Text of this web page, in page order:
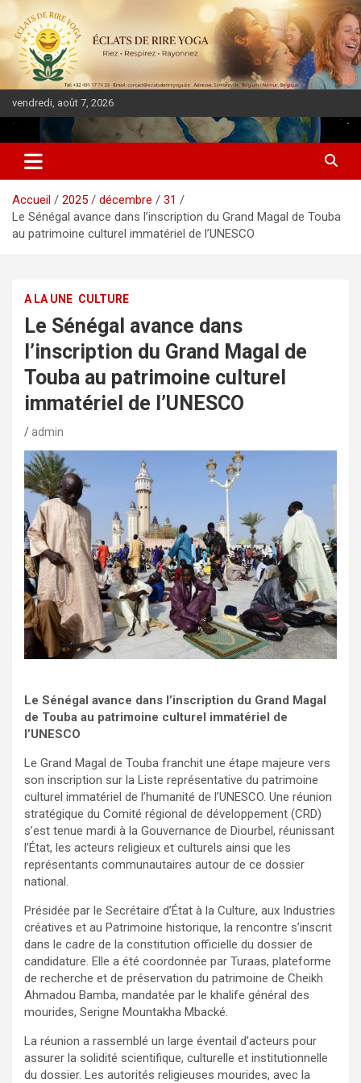
vendredi, août 7, 2026
DIASPORA PULSE
Accueil 2025 décembre
31
Le Sénégal avance dans l’inscription du Grand Magal de Touba
au patrimoine culturel immatériel de l’UNESCO
A LA UNE CULTURE
Le Sénégal avance dans
l’inscription du Grand Magal de
Touba au patrimoine culturel
immatériel de l’UNESCO
admin
Le Sénégal avance dans l’inscription du Grand Magal
de Touba au patrimoine culturel immatériel de
l’UNESCO
Le Grand Magal de Touba franchit une étape majeure vers
son inscription sur la Liste représentative du patrimoine
culturel immatériel de l’humanité de l’UNESCO. Une réunion
stratégique du Comité régional de développement (CRD)
s’est tenue mardi à la Gouvernance de Diourbel, réunissant
l’État, les acteurs religieux et culturels ainsi que les
représentants communautaires autour de ce dossier
national.
Présidée par le Secrétaire d’État à la Culture, aux Industries
créatives et au Patrimoine historique, la rencontre s’inscrit
dans le cadre de la constitution officielle du dossier de
candidature. Elle a été coordonnée par Turaas, plateforme
de recherche et de préservation du patrimoine de Cheikh
Ahmadou Bamba, mandatée par le khalife général des
mourides, Serigne Mountakha Mbacké.
La réunion a rassemblé un large éventail d’acteurs pour
assurer la solidité scientifique, culturelle et institutionnelle
du dossier. Les autorités religieuses mourides, avec la